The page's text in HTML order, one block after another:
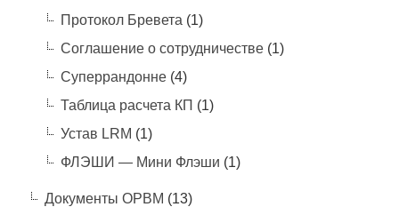
Протокол Бревета (1)
Соглашение о сотрудничестве(1)
Суперрандонне(4)
Таблица расчета КП (1)
Устав LRM (1)
ФЛЭШИ — Мини Флэши (1)
Документы ОРВМ (13)